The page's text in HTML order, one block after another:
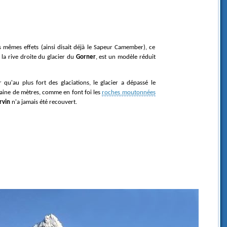
rive droite du glacier du Gorner, est un modèle réduit
de mètres, comme en font foi lesroches moutonnées
n'a jamais été recouvert.